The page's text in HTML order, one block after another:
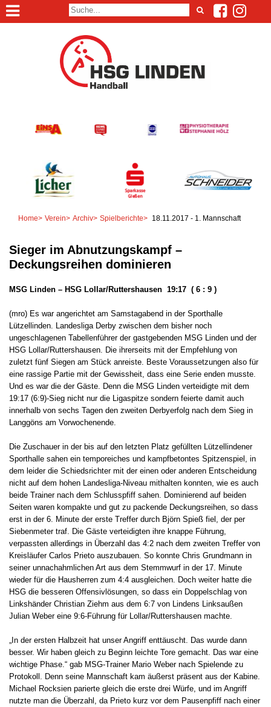
Home> Verein> Archiv> Spielberichte> 18.11.2017 - 1. Mannschaft
Sieger im Abnutzungskampf –
Deckungsreihen dominieren
MSG Linden – HSG Lollar/Ruttershausen 19:17 ( 6 : 9 )
(mro) Es war angerichtet am Samstagabend in der Sporthalle
Lützellinden. Landesliga Derby zwischen dem bisher noch
ungeschlagenen Tabellenführer der gastgebenden MSG Linden und der
HSG Lollar/Ruttershausen. Die ihrerseits mit der Empfehlung von
zuletzt fünf Siegen am Stück anreiste. Beste Voraussetzungen also für
eine rassige Partie mit der Gewissheit, dass eine Serie enden musste.
Und es war die der Gäste. Denn die MSG Linden verteidigte mit dem
19:17 (6:9)-Sieg nicht nur die Ligaspitze sondern feierte damit auch
innerhalb von sechs Tagen den zweiten Derbyerfolg nach dem Sieg in
Langgöns am Vorwochenende.
Die Zuschauer in der bis auf den letzten Platz gefüllten Lützellindener
Sporthalle sahen ein temporeiches und kampfbetontes Spitzenspiel, in
dem leider die Schiedsrichter mit der einen oder anderen Entscheidung
nicht auf dem hohen Landesliga-Niveau mithalten konnten, wie es auch
beide Trainer nach dem Schlusspfiff sahen. Dominierend auf beiden
Seiten waren kompakte und gut zu packende Deckungsreihen, so dass
erst in der 6. Minute der erste Treffer durch Björn Spieß fiel, der per
Siebenmeter traf. Die Gäste verteidigten ihre knappe Führung,
verpassten allerdings in Überzahl das 4:2 nach dem zweiten Treffer von
Kreisläufer Carlos Prieto auszubauen. So konnte Chris Grundmann in
seiner unnachahmlichen Art aus dem Stemmwurf in der 17. Minute
wieder für die Hausherren zum 4:4 ausgleichen. Doch weiter hatte die
HSG die besseren Offensivlösungen, so dass ein Doppelschlag von
Linkshänder Christian Ziehm aus dem 6:7 von Lindens Linksaußen
Julian Weber eine 9:6-Führung für Lollar/Ruttershausen machte.
„In der ersten Halbzeit hat unser Angriff enttäuscht. Das wurde dann
besser. Wir haben gleich zu Beginn leichte Tore gemacht. Das war eine
wichtige Phase.“ gab MSG-Trainer Mario Weber nach Spielende zu
Protokoll. Denn seine Mannschaft kam äußerst präsent aus der Kabine.
Michael Rocksien parierte gleich die erste drei Würfe, und im Angriff
nutzte man die Überzahl, da Prieto kurz vor dem Pausenpfiff nach einer